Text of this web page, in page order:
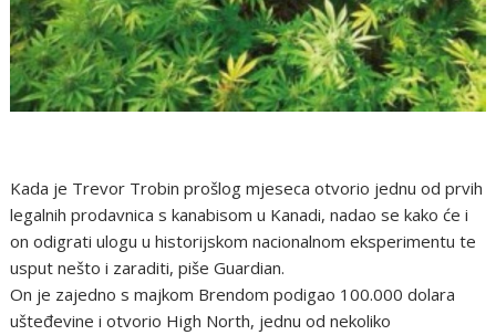
Kada je Trevor Trobin prošlog mjeseca otvorio jednu od prvih
legalnih prodavnica s kanabisom u Kanadi, nadao se kako će i
on odigrati ulogu u historijskom nacionalnom eksperimentu te
usput nešto i zaraditi, piše Guardian.
On je zajedno s majkom Brendom podigao 100.000 dolara
ušteđevine i otvorio High North, jednu od nekoliko